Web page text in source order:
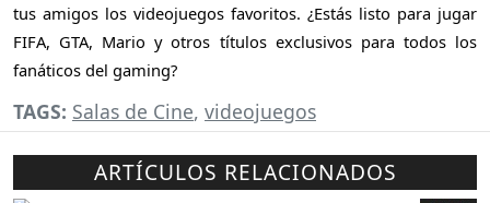
tus amigos los videojuegos favoritos. ¿Estás listo para jugar
FIFA, GTA, Mario y otros títulos exclusivos para todos los
fanáticos del gaming?
TAGS: Salas de Cine, videojuegos
ARTÍCULOS RELACIONADOS